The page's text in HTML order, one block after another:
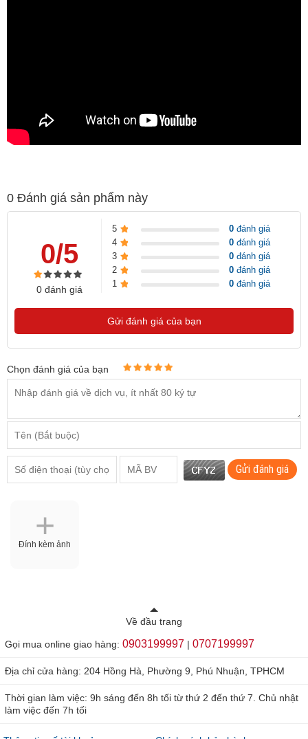
0 Đánh giá sản phẩm này
0/5
0 đánh giá
5 0 đánh giá
4
0 đánh giá
3
0 đánh giá
2
0 đánh giá
1
0 đánh giá
Gửi đánh giá của bạn
Chọn đánh giá của bạn
Gửi đánh giá
Đính kèm ảnh
Về đầu trang
Gọi mua online giao hàng: 0903199997 | 0707199997
Địa chỉ cửa hàng: 204 Hồng Hà, Phường 9, Phú Nhuận, TPHCM
Thời gian làm việc: 9h sáng đến 8h tối từ thứ 2 đến thứ 7. Chủ nhật
làm việc đến 7h tối